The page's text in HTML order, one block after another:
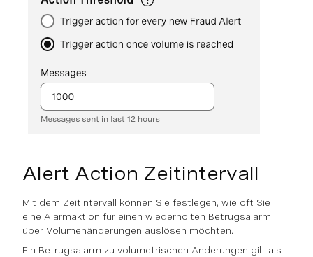
Alert Action Zeitintervall
Mit dem Zeitintervall können Sie festlegen, wie oft Sie
eine Alarmaktion für einen wiederholten Betrugsalarm
über Volumenänderungen auslösen möchten.
Ein Betrugsalarm zu volumetrischen Änderungen gilt als